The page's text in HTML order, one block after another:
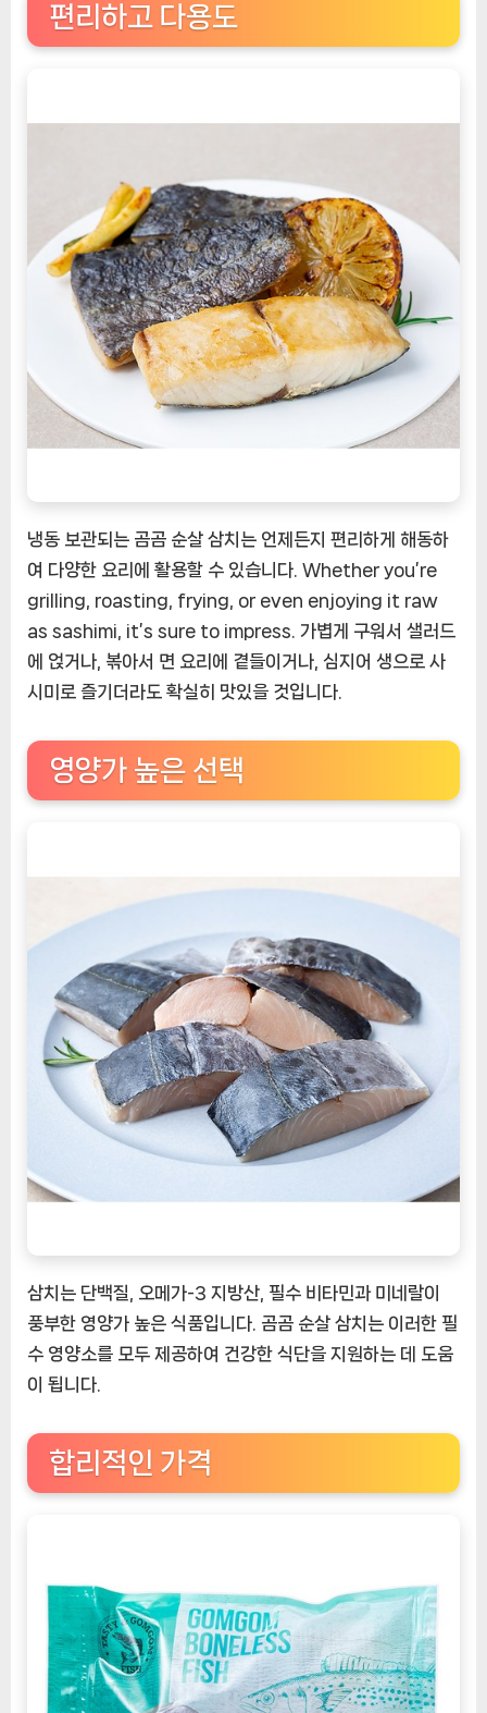
편리하고 다용도
냉동 보관되는 곰곰 순살 삼치는 언제든지 편리하게 해동하
여 다양한 요리에 활용할 수 있습니다. Whether you’re
grilling, roasting, frying, or even enjoying it raw
as sashimi, it’s sure to impress. 가볍게 구워서 샐러드
에 얹거나, 볶아서 면 요리에 곁들이거나, 심지어 생으로 사
시미로 즐기더라도 확실히 맛있을 것입니다.
영양가 높은 선택
삼치는 단백질, 오메가-3 지방산, 필수 비타민과 미네랄이
풍부한 영양가 높은 식품입니다. 곰곰 순살 삼치는 이러한 필
수 영양소를 모두 제공하여 건강한 식단을 지원하는 데 도움
이 됩니다.
합리적인 가격